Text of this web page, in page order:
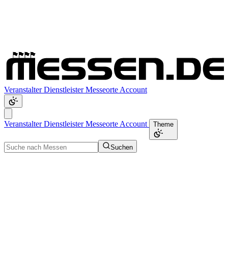
VeranstalterDienstleisterMesseorte Account
VeranstalterDienstleisterMesseorte Account Theme
Suchen